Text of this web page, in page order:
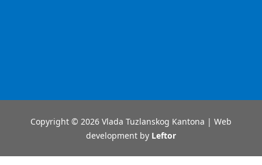
Copyright © 2026 Vlada Tuzlanskog Kantona | Web
development by Leftor